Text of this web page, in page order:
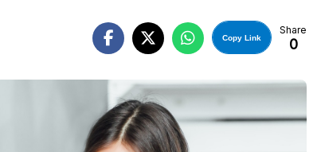
Copy Link
Share
0